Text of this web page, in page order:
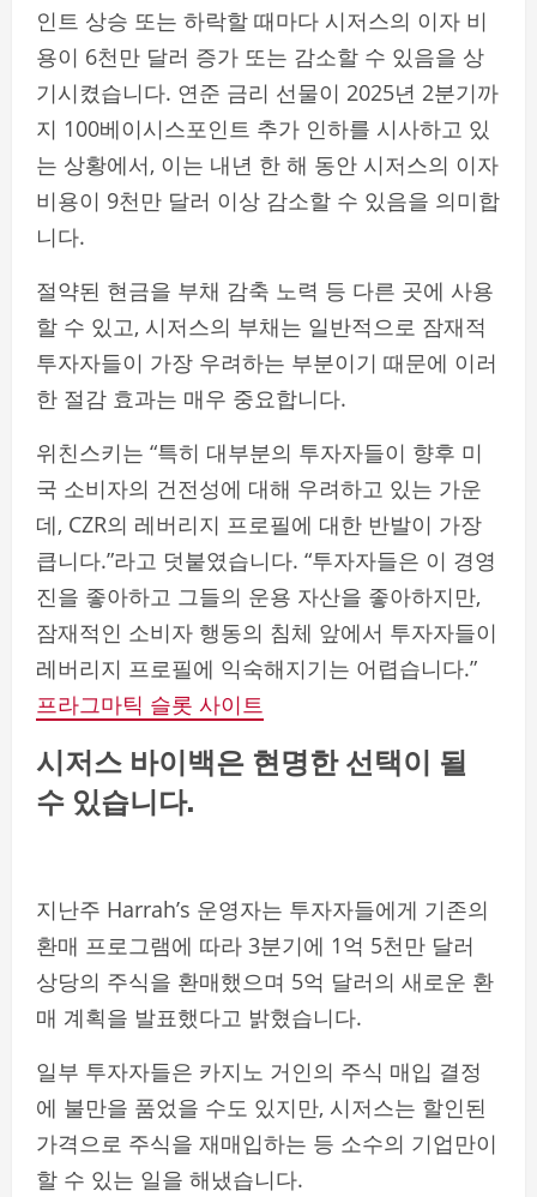
인트 상승 또는 하락할 때마다 시저스의 이자 비
용이 6천만 달러 증가 또는 감소할 수 있음을 상
기시켰습니다. 연준 금리 선물이 2025년 2분기까
지 100베이시스포인트 추가 인하를 시사하고 있
는 상황에서, 이는 내년 한 해 동안 시저스의 이자
비용이 9천만 달러 이상 감소할 수 있음을 의미합
니다.
절약된 현금을 부채 감축 노력 등 다른 곳에 사용
할 수 있고, 시저스의 부채는 일반적으로 잠재적
투자자들이 가장 우려하는 부분이기 때문에 이러
한 절감 효과는 매우 중요합니다.
위친스키는 “특히 대부분의 투자자들이 향후 미
국 소비자의 건전성에 대해 우려하고 있는 가운
데, CZR의 레버리지 프로필에 대한 반발이 가장
큽니다.”라고 덧붙였습니다. “투자자들은 이 경영
진을 좋아하고 그들의 운용 자산을 좋아하지만,
잠재적인 소비자 행동의 침체 앞에서 투자자들이
레버리지 프로필에 익숙해지기는 어렵습니다.”
프라그마틱 슬롯 사이트
시저스 바이백은 현명한 선택이 될
수 있습니다.
지난주 Harrah’s 운영자는 투자자들에게 기존의
환매 프로그램에 따라 3분기에 1억 5천만 달러
상당의 주식을 환매했으며 5억 달러의 새로운 환
매 계획을 발표했다고 밝혔습니다.
일부 투자자들은 카지노 거인의 주식 매입 결정
에 불만을 품었을 수도 있지만, 시저스는 할인된
가격으로 주식을 재매입하는 등 소수의 기업만이
할 수 있는 일을 해냈습니다.